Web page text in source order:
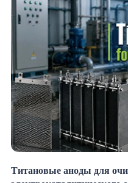
Титановые аноды для